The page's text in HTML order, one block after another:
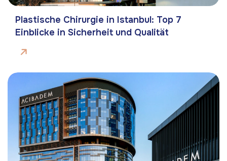
Plastische Chirurgie in Istanbul: Top 7
Einblicke in Sicherheit und Qualität